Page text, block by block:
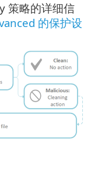
策略的详细信
的保护设